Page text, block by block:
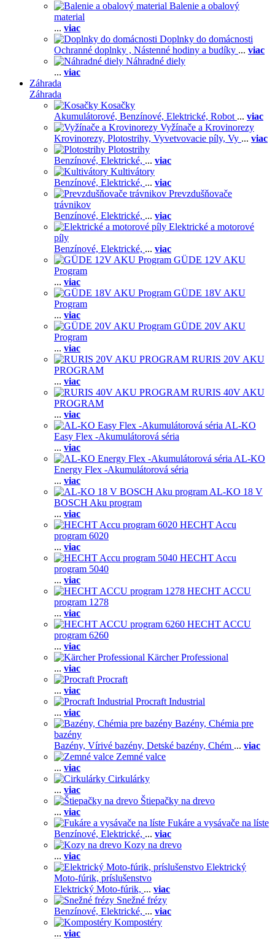
Balenie a obalový
material
... viac
Doplnky do domácnosti
Ochranné doplnky , Nástenné hodiny a budíky ... viac
Náhradné diely
... viac
Záhrada
Záhrada
Kosačky
Akumulátorové, Benzínové, Elektrické, Robot ... viac
Vyžínače a Krovinorezy
Krovinorezy, Plotostrihy, Vyvetvovacie píly, Vy ... viac
Plotostrihy
Benzínové, Elektrické, ... viac
Kultivátory
Benzínové, Elektrické, ... viac
Prevzdušňovače
trávnikov
Benzínové, Elektrické, ... viac
Elektrické a motorové
píly
Benzínové, Elektrické, ... viac
GÜDE 12V AKU
Program
... viac
GÜDE 18V AKU
Program
... viac
GÜDE 20V AKU
Program
... viac
RURIS 20V AKU
PROGRAM
... viac
RURIS 40V AKU
PROGRAM
... viac
AL-KO
Easy Flex -Akumulátorová séria
... viac
AL-KO
Energy Flex -Akumulátorová séria
... viac
AL-KO 18 V
BOSCH Aku program
... viac
HECHT Accu
program 6020
... viac
HECHT Accu
program 5040
... viac
HECHT ACCU
program 1278
... viac
HECHT ACCU
program 6260
... viac
Kärcher Professional
... viac
Procraft
... viac
Procraft Industrial
... viac
Bazény, Chémia pre
bazény
Bazény, Vírivé bazény, Detské bazény, Chém ... viac
Zemné valce
... viac
Cirkulárky
... viac
Štiepačky na drevo
... viac
Fukáre a vysávače na líste
Benzínové, Elektrické, ... viac
Kozy na drevo
... viac
Elektrický
Moto-fúrik, príslušenstvo
Elektrický Moto-fúrik, ... viac
Snežné frézy
Benzínové, Elektrické, ... viac
Kompostéry
... viac